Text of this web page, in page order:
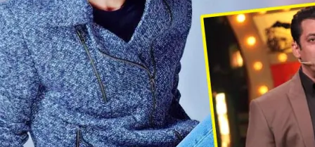
बॉस
फेम
आसिम
रियाज!
मेकर्स
ने
किया
खुलासा